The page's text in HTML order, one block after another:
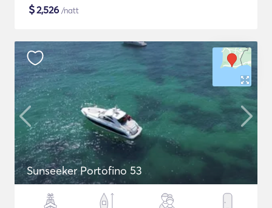
$2,526 /natt
Sunseeker Portofino 53